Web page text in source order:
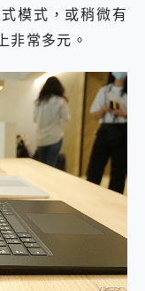
模式，或稍微有
非常多元。